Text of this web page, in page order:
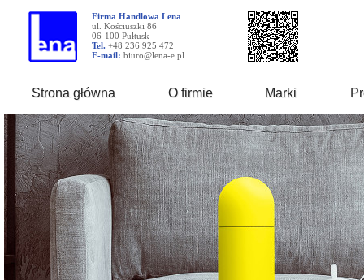
Firma Handlowa Lena
ul. Kościuszki 86
06-100 Pułtusk
Tel. +48 236 925 472
E-mail: biuro@lena-e.pl
Strona główna O firmie Marki